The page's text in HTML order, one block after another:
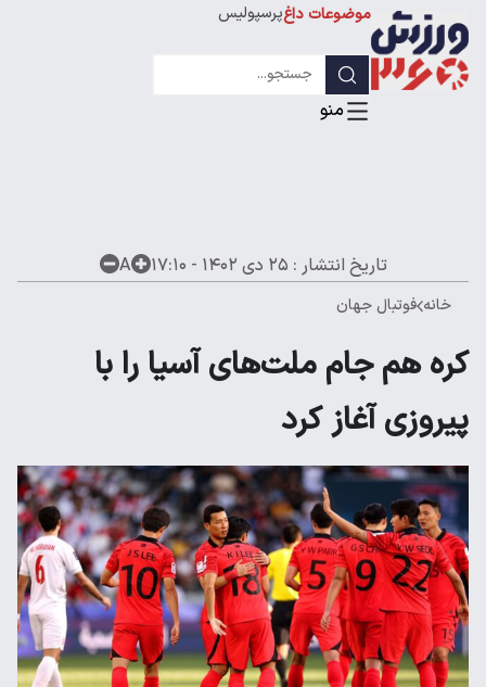
موضوعات داغپرسپولیس
لیگ قهرمانان
تاریخ انتشار : ۲۵ دی ۱۴۰۲ - ۱۷:۱۰ A
خانه فوتبال جهان
کره هم جام ملت‌های آسیا را با
پیروزی آغاز کرد